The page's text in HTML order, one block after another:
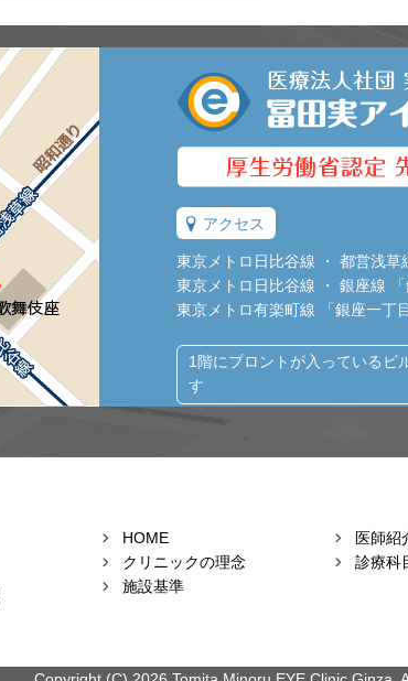
アクセス
東京メトロ日比谷線 ・ 都営浅草
東京メトロ日比谷線 ・ 銀座線
東京メトロ有楽町線 「銀座一丁
1階にプロントが入っているビ
す
HOME 医師紹
クリニックの理念
診療科
施設基準